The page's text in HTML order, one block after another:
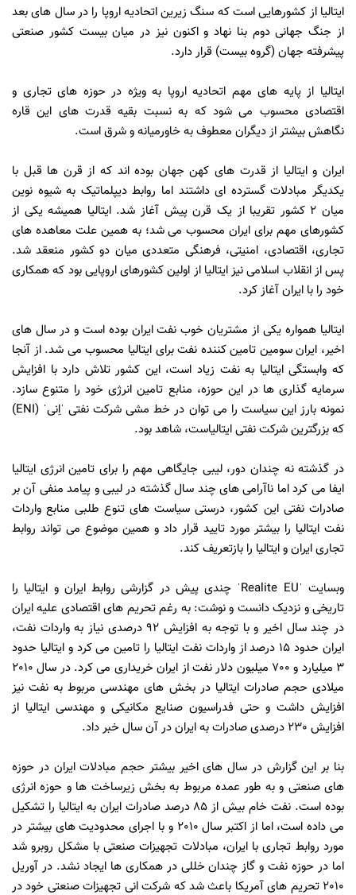
ایتالیا از کشورهایی است که سنگ زیرین اتحادیه اروپا را در سال های بعد
از جنگ جهانی دوم بنا نهاد و اکنون نیز در میان بیست کشور صنعتی
پیشرفته جهان (گروه بیست) قرار دارد.
ایتالیا از پایه های مهم اتحادیه اروپا به ویژه در حوزه های تجاری و
اقتصادی محسوب می شود که به نسبت بقیه قدرت های این قاره
نگاهش بیشتر از دیگران معطوف به خاورمیانه و شرق است.
ایران و ایتالیا از قدرت های کهن جهان بوده اند که از قرن ها قبل با
یکدیگر مبادلات گسترده ای داشتند اما روابط دیپلماتیک به شیوه نوین
میان 2 کشور تقریبا از یک قرن پیش آغاز شد. ایتالیا همیشه یکی از
کشورهای مهم برای ایران محسوب می شد؛ به همین علت معاهده های
تجاری، اقتصادی، امنیتی، فرهنگی متعددی میان دو کشور منعقد شد.
پس از انقلاب اسلامی نیز ایتالیا از اولین کشورهای اروپایی بود که همکاری
خود را با ایران آغاز کرد.
ایتالیا همواره یکی از مشتریان خوب نفت ایران بوده است و در سال های
اخیر، ایران سومین تامین کننده نفت برای ایتالیا محسوب می شد. از آنجا
که وابستگی ایتالیا به نفت زیاد است، این کشور تلاش دارد با افزایش
سرمایه گذاری ها در این حوزه، منابع تامین انرژی خود را متنوع سازد.
نمونه بارز این سیاست را می توان در خط مشی شرکت نفتی ˈاِنیˈ (ENI)
که بزرگترین شرکت نفتی ایتالیاست، شاهد بود.
در گذشته نه چندان دور، لیبی جایگاهی مهم را برای تامین انرژی ایتالیا
ایفا می کرد اما ناآرامی های چند سال گذشته در لیبی و پیامد منفی آن بر
صادرات نفتی این کشور، درستی سیاست های تنوع طلبی منابع واردات
نفت ایتالیا را بیشتر مورد تایید قرار داد و همین موضوع می تواند روابط
تجاری ایران و ایتالیا را بازتعریف کند.
وبسایت ˈRealite EUˈ چندی پیش در گزارشی روابط ایران و ایتالیا را
تاریخی و نزدیک دانست و نوشت: به رغم تحریم های اقتصادی علیه ایران
در چند سال اخیر و با توجه به افزایش 92 درصدی نیاز به واردات نفت،
ایران حدود 15 درصد از واردات نفت ایتالیا را تامین می کرد و ایتالیا حدود
3 میلیارد و 700 میلیون دلار نفت از ایران خریداری می کرد. در سال 2010
میلادی حجم صادرات ایتالیا در بخش های مهندسی مربوط به نفت نیز
افزایش داشت و حتی فدراسیون صنایع مکانیکی و مهندسی ایتالیا از
افزایش 230 درصدی صادرات به ایران در آن سال خبر داد.
بنا بر این گزارش در سال های اخیر بیشتر حجم مبادلات ایران در حوزه
های صنعتی و به طور عمده مربوط به بخش زیرساخت ها و حوزه انرژی
بوده است. نفت خام بیش از 85 درصد صادرات ایران به ایتالیا را تشکیل
می داده است، اما از اکتبر سال 2010 و با اجرای محدودیت های بیشتر در
مورد روابط تجاری با ایران، مبادلات تجهیزات صنعتی با مشکل روبرو شد
اما در حوزه نفت و گاز چندان خللی در همکاری ها ایجاد نشد. در آوریل
2010 تحریم های آمریکا باعث شد که شرکت انی تجهیزات صنعتی خود در